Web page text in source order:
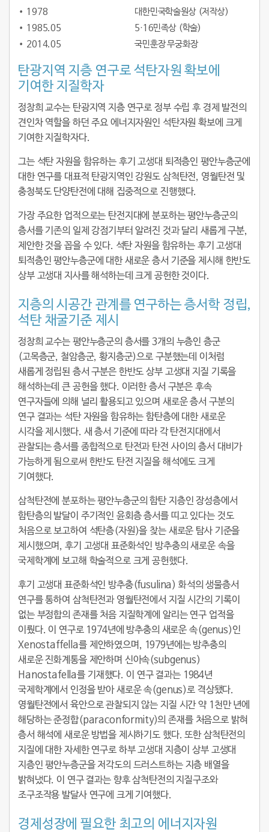
1978
대한민국학술원상 (저작상)
1985.05
5·16민족상 (학술)
2014.05
국민훈장 무궁화장
탄광지역 지층 연구로 석탄자원 확보에
기여한 지질학자
정창희 교수는 탄광지역 지층 연구로 정부 수립 후 경제 발전의
견인차 역할을 하던 주요 에너지자원인 석탄자원 확보에 크게
기여한 지질학자다.
그는 석탄 자원을 함유하는 후기 고생대 퇴적층인 평안누층군에
대한 연구를 대표적 탄광지역인 강원도 삼척탄전, 영월탄전 및
충청북도 단양탄전에 대해 집중적으로 진행했다.
가장 주요한 업적으로는 탄전지대에 분포하는 평안누층군의
층서를 기존의 일제 강점기부터 알려진 것과 달리 새롭게 구분,
제안한 것을 꼽을 수 있다. 석탄 자원을 함유하는 후기 고생대
퇴적층인 평안누층군에 대한 새로운 층서 기준을 제시해 한반도
상부 고생대 지사를 해석하는데 크게 공헌한 것이다.
지층의 시공간 관계를 연구하는 층서학 정립,
석탄 채굴기준 제시
정창희 교수는 평안누층군의 층서를 3개의 누층인 층군
(고목층군, 철암층군, 황지층군)으로 구분했는데 이처럼
새롭게 정립된 층서 구분은 한반도 상부 고생대 지질 기록을
해석하는데 큰 공헌을 했다. 이러한 층서 구분은 후속
연구자들에 의해 널리 활용되고 있으며 새로운 층서 구분의
연구 결과는 석탄 자원을 함유하는 함탄층에 대한 새로운
시각을 제시했다. 새 층서 기준에 따라 각 탄전지대에서
관찰되는 층서를 종합적으로 탄전과 탄전 사이의 층서 대비가
가능하게 됨으로써 한반도 탄전 지질을 해석에도 크게
기여했다.
삼척탄전에 분포하는 평안누층군의 함탄 지층인 장성층에서
함탄층의 발달이 주기적인 윤회층 층서를 띠고 있다는 것도
처음으로 보고하여 석탄층(자원)을 찾는 새로운 탐사 기준을
제시했으며, 후기 고생대 표준화석인 방추충의 새로운 속을
국제학계에 보고해 학술적으로 크게 공헌했다.
후기 고생대 표준화석인 방추충(fusulina) 화석의 생물층서
연구를 통하여 삼척탄전과 영월탄전에서 지질 시간의 기록이
없는 부정합의 존재를 처음 지질학계에 알리는 연구 업적을
이뤘다. 이 연구로 1974년에 방추충의 새로운 속(genus)인
Xenostaffella를 제안하였으며, 1979년에는 방추충의
새로운 진화계통을 제안하며 신아속(subgenus)
Hanostafella를 기재했다. 이 연구 결과는 1984년
국제학계에서 인정을 받아 새로운 속(genus)로 격상됐다.
영월탄전에서 육안으로 관찰되지 않는 지질 시간 약 1천만 년에
해당하는 준정합(paraconformity)의 존재를 처음으로 밝혀
층서 해석에 새로운 방법을 제시하기도 했다. 또한 삼척탄전의
지질에 대한 자세한 연구로 하부 고생대 지층이 상부 고생대
지층인 평안누층군을 저각도의 드러스트하는 지층 배열을
밝혀냈다. 이 연구 결과는 향후 삼척탄전의 지질구조와
조구조작용 발달사 연구에 크게 기여했다.
경제성장에 필요한 최고의 에너지자원